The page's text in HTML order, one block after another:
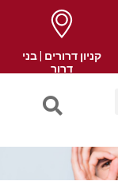
קניון דרורים | בני
דרור